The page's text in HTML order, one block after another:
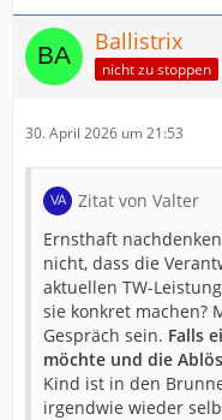
Ballistrix
nicht zu stoppen
30. April 2026 um 21:53
Zitat von Valter
Ernsthaft
nicht, dass die
aktuellen TW-
sie konkret machen?
Gespräch sein. Falls
möchte und die
Kind ist in den
irgendwie wieder